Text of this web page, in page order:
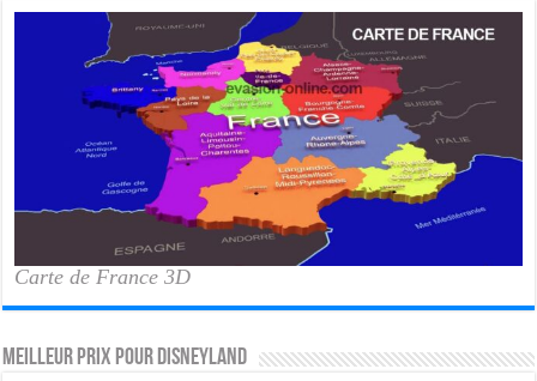
Carte de France 3D
MEILLEUR PRIX POUR DISNEYLAND